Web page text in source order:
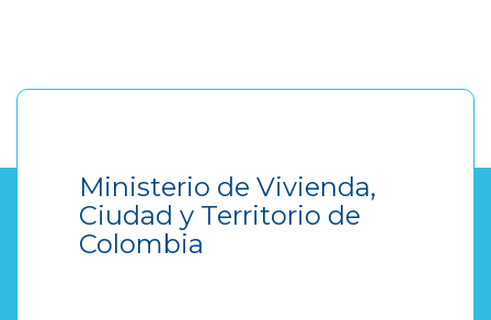
Ministerio de Vivienda,
Ciudad y Territorio de
Colombia